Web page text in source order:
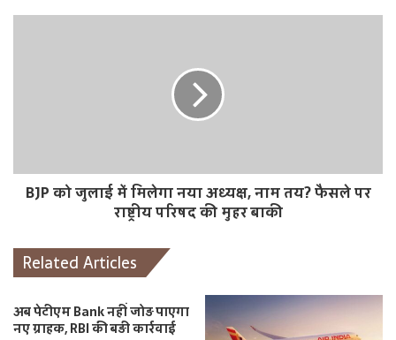
BJP को जुलाई में मिलेगा नया अध्यक्ष, नाम तय? फैसले पर
राष्ट्रीय परिषद की मुहर बाकी
Related Articles
अब पेटीएम Bank नहीं जोड़ पाएगा
नए ग्राहक, RBI की बड़ी कार्रवाई